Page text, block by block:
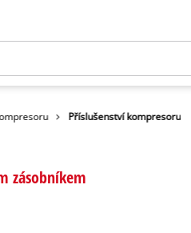
Příslušenství kompresoru
zásobníkem